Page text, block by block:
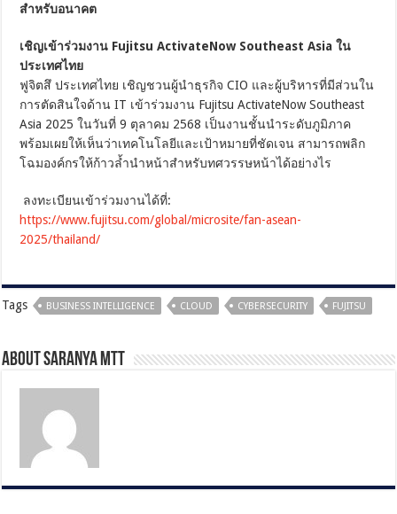
สำหรับอนาคต
เชิญเข้าร่วมงาน Fujitsu ActivateNow Southeast Asia ใน
ประเทศไทย
ฟูจิตสึ ประเทศไทย เชิญชวนผู้นำธุรกิจ CIO และผู้บริหารที่มีส่วนใน
การตัดสินใจด้าน IT เข้าร่วมงาน Fujitsu ActivateNow Southeast
Asia 2025 ในวันที่ 9 ตุลาคม 2568 เป็นงานชั้นนำระดับภูมิภาค
พร้อมเผยให้เห็นว่าเทคโนโลยีและเป้าหมายที่ชัดเจน สามารถพลิก
โฉมองค์กรให้ก้าวล้ำนำหน้าสำหรับทศวรรษหน้าได้อย่างไร
ลงทะเบียนเข้าร่วมงานได้ที่:
https://www.fujitsu.com/global/microsite/fan-asean-
2025/thailand/
Tags BUSINESS INTELLIGENCE CLOUD CYBERSECURITY FUJITSU
About Saranya MTT